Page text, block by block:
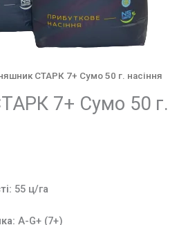
СТАРК 7+ Сумо 50 г. насіння
7+ Сумо 50 г.
55 ц/га
A-G+ (7+)